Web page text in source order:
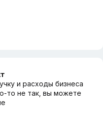
но без сложного
фин. показатели
и расходы бизнеса
то не так, вы можете